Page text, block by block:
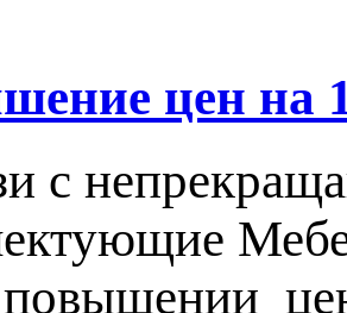
цен на
с